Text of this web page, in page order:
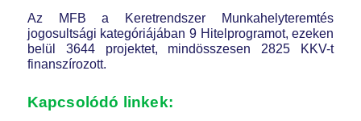
Az MFB a Keretrendszer Munkahelyteremtés
jogosultsági kategóriájában 9 Hitelprogramot, ezeken
belül 3644 projektet, mindösszesen 2825 KKV-t
finanszírozott.
Kapcsolódó linkek: